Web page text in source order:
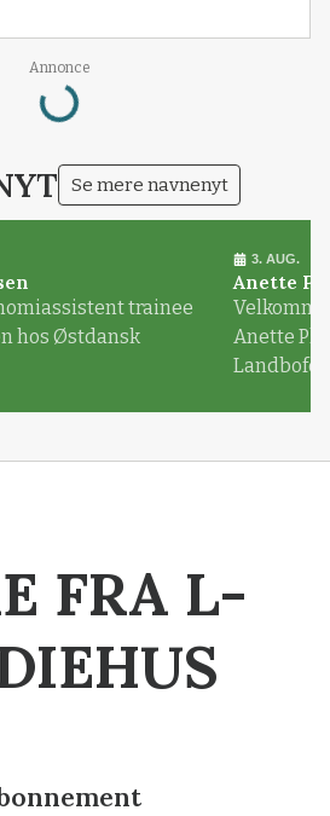
Annonce
Loading...
Se mere navnenyt
trainee
hos Østdansk
3. AUG.
Anette
Anette
FRA L-